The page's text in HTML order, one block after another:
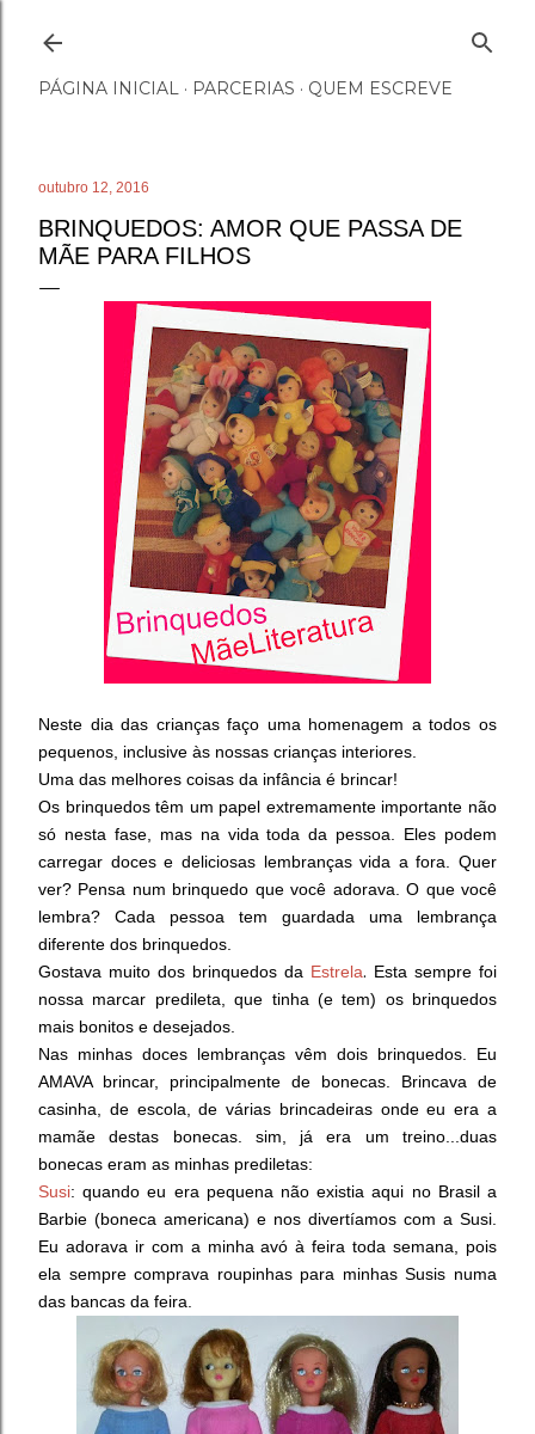
PÁGINA INICIAL PARCERIAS QUEM ESCREVE
outubro 12, 2016
BRINQUEDOS: AMOR QUE PASSA DE
MÃE PARA FILHOS
Neste dia das crianças faço uma homenagem a todos os
pequenos, inclusive às nossas crianças interiores.
Uma das melhores coisas da infância é brincar!
Os brinquedos têm um papel extremamente importante não
só nesta fase, mas na vida toda da pessoa. Eles podem
carregar doces e deliciosas lembranças vida a fora. Quer
ver? Pensa num brinquedo que você adorava. O que você
lembra? Cada pessoa tem guardada uma lembrança
diferente dos brinquedos.
Gostava muito dos brinquedos da Estrela. Esta sempre foi
nossa marcar predileta, que tinha (e tem) os brinquedos
mais bonitos e desejados.
Nas minhas doces lembranças vêm dois brinquedos. Eu
AMAVA brincar, principalmente de bonecas. Brincava de
casinha, de escola, de várias brincadeiras onde eu era a
mamãe destas bonecas. sim, já era um treino...duas
bonecas eram as minhas prediletas:
Susi: quando eu era pequena não existia aqui no Brasil a
Barbie (boneca americana) e nos divertíamos com a Susi.
Eu adorava ir com a minha avó à feira toda semana, pois
ela sempre comprava roupinhas para minhas Susis numa
das bancas da feira.